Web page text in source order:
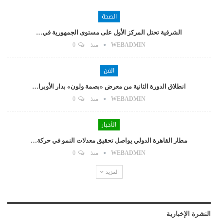
الصحة
الشرقية تحتل المركز الأول على مستوى الجمهورية في…
WEBADMIN منذ
الفن
انطلاق الدورة الثانية من معرض «بصمة ولون» بدار الأوبرا…
WEBADMIN منذ
الأخبار
مطار القاهرة الدولي يواصل تحقيق معدلات النمو في حركة…
WEBADMIN منذ
المزيد
النشرة الإخبارية